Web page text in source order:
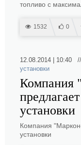
топливо с
1532 0
12.08.2014 | 10:40 //
установки
Компания
установки
Компания
установки